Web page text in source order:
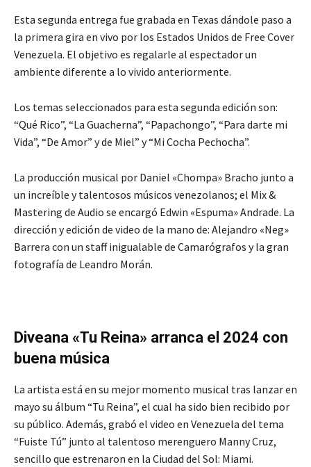
Esta segunda entrega fue grabada en Texas dándole paso a
la primera gira en vivo por los Estados Unidos de Free Cover
Venezuela. El objetivo es regalarle al espectador un
ambiente diferente a lo vivido anteriormente.
Los temas seleccionados para esta segunda edición son:
“Qué Rico”, “La Guacherna”, “Papachongo”, “Para darte mi
Vida”, “De Amor” y de Miel” y “Mi Cocha Pechocha”.
La producción musical por Daniel «Chompa» Bracho junto a
un increíble y talentosos músicos venezolanos; el Mix &
Mastering de Audio se encargó Edwin «Espuma» Andrade. La
dirección y edición de video de la mano de: Alejandro «Neg»
Barrera con un staff inigualable de Camarógrafos y la gran
fotografía de Leandro Morán.
Diveana «Tu Reina» arranca el 2024 con
buena música
La artista está en su mejor momento musical tras lanzar en
mayo su álbum “Tu Reina”, el cual ha sido bien recibido por
su público. Además, grabó el video en Venezuela del tema
“Fuiste Tú” junto al talentoso merenguero Manny Cruz,
sencillo que estrenaron en la Ciudad del Sol: Miami.